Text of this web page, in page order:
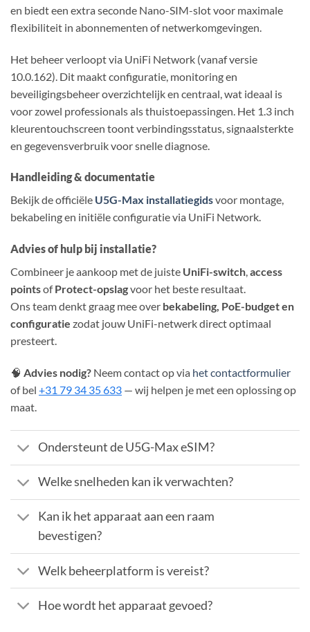
en biedt een extra seconde Nano-SIM-slot voor maximale
flexibiliteit in abonnementen of netwerkomgevingen.
Het beheer verloopt via UniFi Network (vanaf versie
10.0.162). Dit maakt configuratie, monitoring en
beveiligingsbeheer overzichtelijk en centraal, wat ideaal is
voor zowel professionals als thuistoepassingen. Het 1.3 inch
kleurentouchscreen toont verbindingsstatus, signaalsterkte
en gegevensverbruik voor snelle diagnose.
Handleiding & documentatie
Bekijk de officiële U5G-Max installatiegidsvoor montage,
bekabeling en initiële configuratie via UniFi Network.
Advies of hulp bij installatie?
Combineer je aankoop met de juiste UniFi-switch,access
pointsofProtect-opslagvoor het beste resultaat.
Ons team denkt graag mee over bekabeling, PoE-budget en
configuratie zodat jouw UniFi-netwerk direct optimaal
presteert.
🧠 Advies nodig? Neem contact op via het contactformulier
of bel +31 79 34 35 633 — wij helpen je met een oplossing op
maat.
Ondersteunt de U5G-Max eSIM?
Welke snelheden kan ik verwachten?
Kan ik het apparaat aan een raam
bevestigen?
Welk beheerplatform is vereist?
Hoe wordt het apparaat gevoed?